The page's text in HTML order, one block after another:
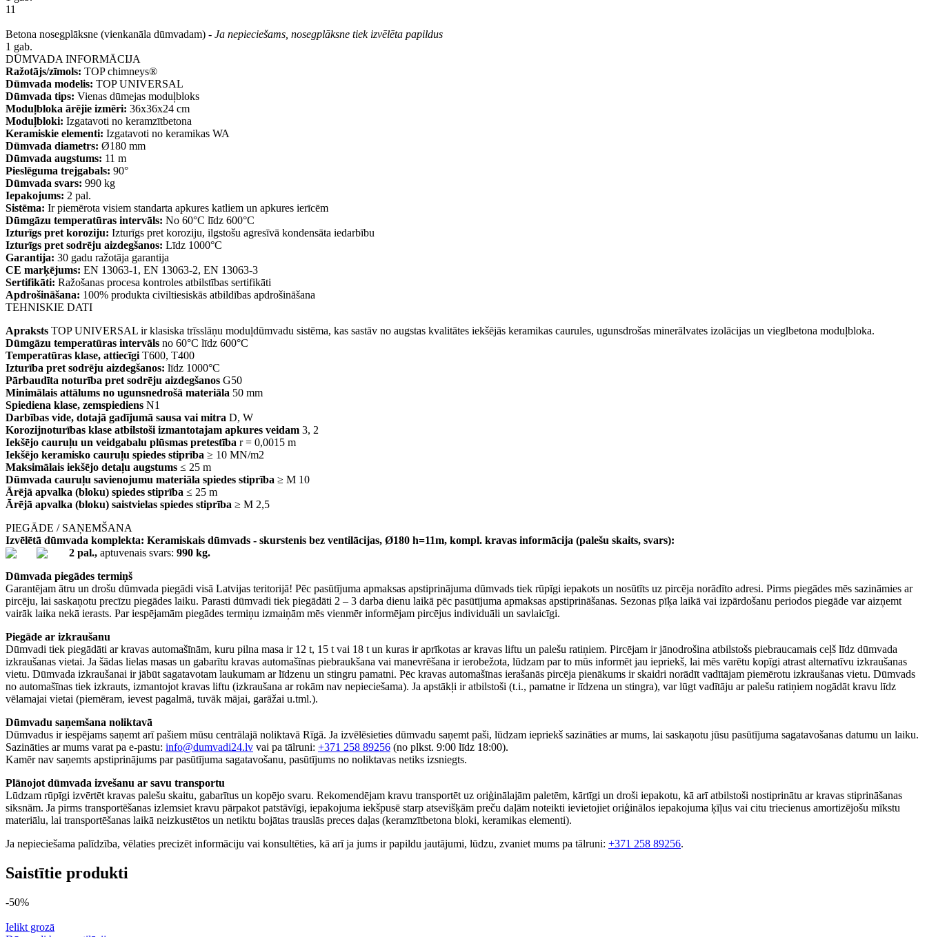
11
Betona nosegplāksne (vienkanāla dūmvadam) - Ja nepieciešams, nosegplāksne tiek izvēlēta papildus
1 gab.
DŪMVADA INFORMĀCIJA
Ražotājs/zīmols: TOP chimneys®
Dūmvada modelis: TOP UNIVERSAL
Dūmvada tips: Vienas dūmejas moduļbloks
Moduļbloka ārējie izmēri: 36x36x24 cm
Moduļbloki: Izgatavoti no keramzītbetona
Keramiskie elementi: Izgatavoti no keramikas WA
Dūmvada diametrs: Ø180 mm
Dūmvada augstums: 11 m
Pieslēguma trejgabals: 90°
Dūmvada svars: 990 kg
Iepakojums: 2 pal.
Sistēma: Ir piemērota visiem standarta apkures katliem un apkures ierīcēm
Dūmgāzu temperatūras intervāls: No 60°C līdz 600°C
Izturīgs pret koroziju: Izturīgs pret koroziju, ilgstošu agresīvā kondensāta iedarbību
Izturīgs pret sodrēju aizdegšanos: Līdz 1000°C
Garantija: 30 gadu ražotāja garantija
CE marķējums: EN 13063-1, EN 13063-2, EN 13063-3
Sertifikāti: Ražošanas procesa kontroles atbilstības sertifikāti
Apdrošināšana: 100% produkta civiltiesiskās atbildības apdrošināšana
TEHNISKIE DATI
Apraksts TOP UNIVERSAL ir klasiska trīsslāņu moduļdūmvadu sistēma, kas sastāv no augstas kvalitātes iekšējās keramikas caurules, ugunsdrošas minerālvates izolācijas un vieglbetona moduļbloka.
Dūmgāzu temperatūras intervāls no 60°C līdz 600°C
Temperatūras klase, attiecīgi T600, T400
Izturība pret sodrēju aizdegšanos: līdz 1000°C
Pārbaudīta noturība pret sodrēju aizdegšanos G50
Minimālais attālums no ugunsnedrošā materiāla 50 mm
Spiediena klase, zemspiediens N1
Darbības vide, dotajā gadījumā sausa vai mitra D, W
Korozijnoturības klase atbilstoši izmantotajam apkures veidam 3, 2
Iekšējo cauruļu un veidgabalu plūsmas pretestība r = 0,0015 m
Iekšējo keramisko cauruļu spiedes stiprība ≥ 10 MN/m2
Maksimālais iekšējo detaļu augstums ≤ 25 m
Dūmvada cauruļu savienojumu materiāla spiedes stiprība ≥ M 10
Ārējā apvalka (bloku) spiedes stiprība ≤ 25 m
Ārējā apvalka (bloku) saistvielas spiedes stiprība ≥ M 2,5
PIEGĀDE / SAŅEMŠANA
Izvēlētā dūmvada komplekta: Keramiskais dūmvads - skurstenis bez ventilācijas, Ø180 h=11m, kompl. kravas informācija (palešu skaits, svars):
2 pal., aptuvenais svars: 990 kg.
Dūmvada piegādes termiņš
Garantējam ātru un drošu dūmvada piegādi visā Latvijas teritorijā! Pēc pasūtījuma apmaksas apstiprinājuma dūmvads tiek rūpīgi iepakots un nosūtīts uz pircēja norādīto adresi. Pirms piegādes mēs sazināmies ar
pircēju, lai saskaņotu precīzu piegādes laiku. Parasti dūmvadi tiek piegādāti 2 – 3 darba dienu laikā pēc pasūtījuma apmaksas apstiprināšanas. Sezonas pīķa laikā vai izpārdošanu periodos piegāde var aizņemt
vairāk laika nekā ierasts. Par iespējamām piegādes termiņu izmaiņām mēs vienmēr informējam pircējus individuāli un savlaicīgi.
Piegāde ar izkraušanu
Dūmvadi tiek piegādāti ar kravas automašīnām, kuru pilna masa ir 12 t, 15 t vai 18 t un kuras ir aprīkotas ar kravas liftu un palešu ratiņiem. Pircējam ir jānodrošina atbilstošs piebraucamais ceļš līdz dūmvada
izkraušanas vietai. Ja šādas lielas masas un gabarītu kravas automašīnas piebraukšana vai manevrēšana ir ierobežota, lūdzam par to mūs informēt jau iepriekš, lai mēs varētu kopīgi atrast alternatīvu izkraušanas
vietu. Dūmvada izkraušanai ir jābūt sagatavotam laukumam ar līdzenu un stingru pamatni. Pēc kravas automašīnas ierašanās pircēja pienākums ir skaidri norādīt vadītājam piemērotu izkraušanas vietu. Dūmvads
no automašīnas tiek izkrauts, izmantojot kravas liftu (izkraušana ar rokām nav nepieciešama). Ja apstākļi ir atbilstoši (t.i., pamatne ir līdzena un stingra), var lūgt vadītāju ar palešu ratiņiem nogādāt kravu līdz
vēlamajai vietai (piemēram, ievest pagalmā, tuvāk mājai, garāžai u.tml.).
Dūmvadu saņemšana noliktavā
Dūmvadus ir iespējams saņemt arī pašiem mūsu centrālajā noliktavā Rīgā. Ja izvēlēsieties dūmvadu saņemt paši, lūdzam iepriekš sazināties ar mums, lai saskaņotu jūsu pasūtījuma sagatavošanas datumu un laiku.
Sazināties ar mums varat pa e-pastu: info@dumvadi24.lv vai pa tālruni: +371 258 89256 (no plkst. 9:00 līdz 18:00).
Kamēr nav saņemts apstiprinājums par pasūtījuma sagatavošanu, pasūtījums no noliktavas netiks izsniegts.
Plānojot dūmvada izvešanu ar savu transportu
Lūdzam rūpīgi izvērtēt kravas palešu skaitu, gabarītus un kopējo svaru. Rekomendējam kravu transportēt uz oriģinālajām paletēm, kārtīgi un droši iepakotu, kā arī atbilstoši nostiprinātu ar kravas stiprināšanas
siksnām. Ja pirms transportēšanas izlemsiet kravu pārpakot patstāvīgi, iepakojuma iekšpusē starp atsevišķām preču daļām noteikti ievietojiet oriģinālos iepakojuma ķīļus vai citu triecienus amortizējošu mīkstu
materiālu, lai transportēšanas laikā neizkustētos un netiktu bojātas trauslās preces daļas (keramzītbetona bloki, keramikas elementi).
Ja nepieciešama palīdzība, vēlaties precizēt informāciju vai konsultēties, kā arī ja jums ir papildu jautājumi, lūdzu, zvaniet mums pa tālruni: +371 258 89256.
Saistītie produkti
-50%
Ielikt grozā